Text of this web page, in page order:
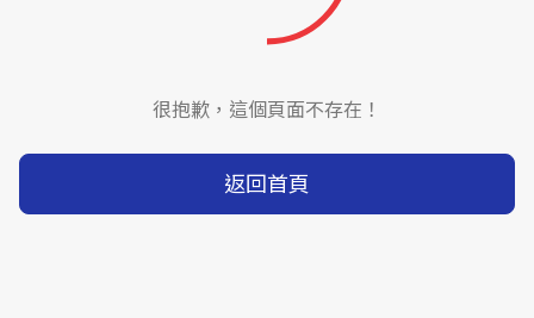
很抱歉，這個頁面不存在！
返回首頁